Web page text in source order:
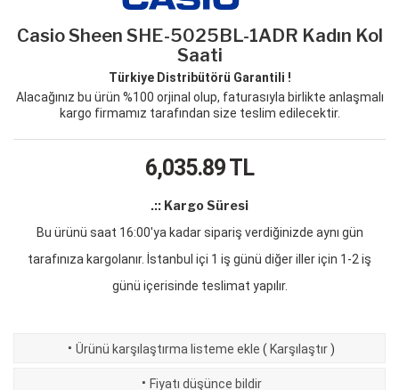
Casio Sheen SHE-5025BL-1ADR Kadın Kol
Saati
Türkiye Distribütörü Garantili !
Alacağınız bu ürün %100 orjinal olup, faturasıyla birlikte anlaşmalı
kargo firmamız tarafından size teslim edilecektir.
6,035.89TL
.:: Kargo Süresi
Bu ürünü saat 16:00'ya kadar sipariş verdiğinizde aynı gün
tarafınıza kargolanır. İstanbul içi 1 iş günü diğer iller için 1-2 iş
günü içerisinde teslimat yapılır.
· Ürünü karşılaştırma listeme ekle (Karşılaştır)
· Fiyatı düşünce bildir